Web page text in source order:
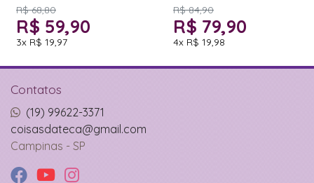
R$ 68,80
R$ 59,90
3x R$ 19,97
R$ 84,90
R$ 79,90
4x R$ 19,98
Contatos
(19) 99622-3371
coisasdateca@gmail.com
Campinas - SP